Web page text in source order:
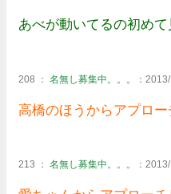
あべが動いてるの初めて
208 ： 名無し募集中。。。 ：
高橋のほうからアプロ
213 ： 名無し募集中。。。 ：